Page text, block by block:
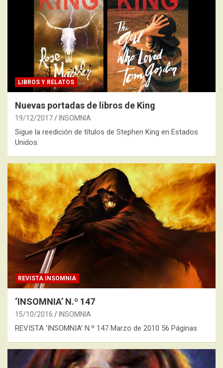
LIBROS Y RELATOS
Nuevas portadas de libros de King
19/12/2017 INSOMNIA
Sigue la reedición de títulos de Stephen King en Estados
Unidos.
REVISTA INSOMNIA
‘INSOMNIA’ N.º 147
15/10/2016 INSOMNIA
REVISTA 'INSOMNIA' N.º 147 Marzo de 2010 56 Páginas